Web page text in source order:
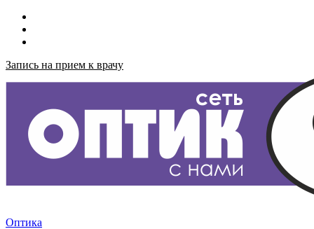
Запись на прием к врачу
Оптика